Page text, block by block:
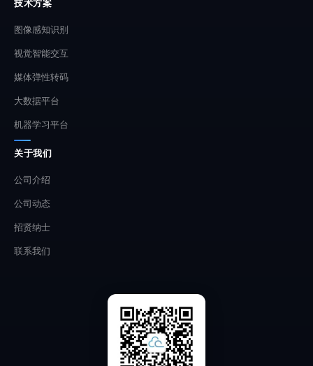
技术方案
图像感知识别
视觉智能交互
媒体弹性转码
大数据平台
机器学习平台
关于我们
公司介绍
公司动态
招贤纳士
联系我们